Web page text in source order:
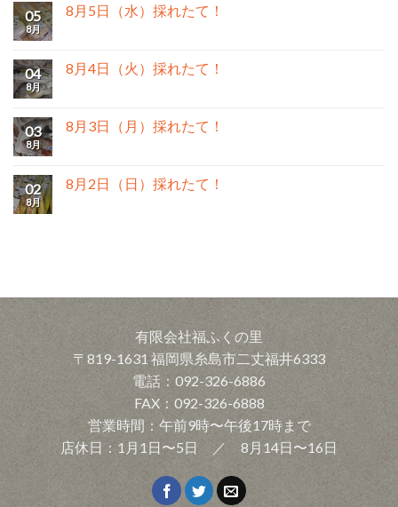
05
8月
8月5日（水）採れたて！
04
8月
8月4日（火）採れたて！
03
8月
8月3日（月）採れたて！
02
8月
8月2日（日）採れたて！
有限会社福ふくの里
〒819-1631 福岡県糸島市二丈福井6333
電話：092-326-6886
FAX：092-326-6888
営業時間：午前9時〜午後17時まで
店休日：1月1日〜5日 ／ 8月14日〜16日